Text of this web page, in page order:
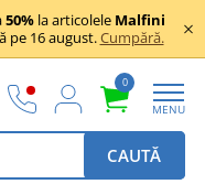
50% la articolele Malfini
pe 16 august.Cumpără.
0
MENU
CAUTĂ